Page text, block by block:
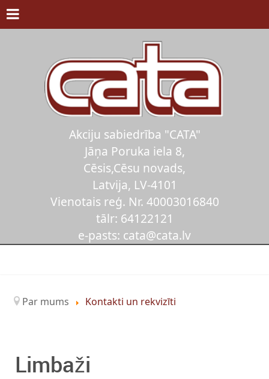
Akciju sabiedrība "CATA"
Jāņa Poruka iela 8,
Cēsis,Cēsu novads,
Latvija, LV-4101
Vienotais reģ. Nr. 40003016840
tālr: 64122121
e-pasts: cata@cata.lv
Par mums Kontakti un rekvizīti
Limbaži